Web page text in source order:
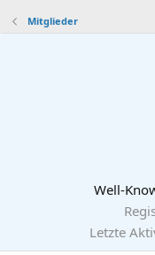
Mitglieder
Well-
Letzte